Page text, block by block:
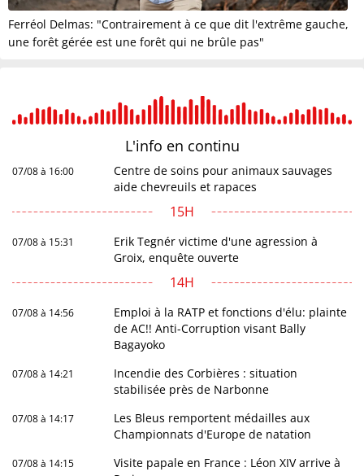
Ferréol Delmas: "Contrairement à ce que dit l'extrême gauche,
une forêt gérée est une forêt qui ne brûle pas"
L'info en continu
07/08 à 16:00
Centre de soins pour animaux sauvages
aide chevreuils et rapaces
15H
07/08 à 15:31
Erik Tegnér victime d'une agression à
Groix, enquête ouverte
14H
07/08 à 14:56
Emploi à la RATP et fonctions d'élu: plainte
de AC!! Anti-Corruption visant Bally
Bagayoko
07/08 à 14:21
Incendie des Corbières : situation
stabilisée près de Narbonne
07/08 à 14:17
Les Bleus remportent médailles aux
Championnats d'Europe de natation
07/08 à 14:15
Visite papale en France : Léon XIV arrive à